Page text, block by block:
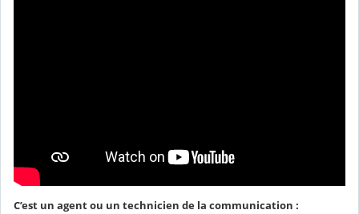
C’est un agent ou un technicien de la communication :